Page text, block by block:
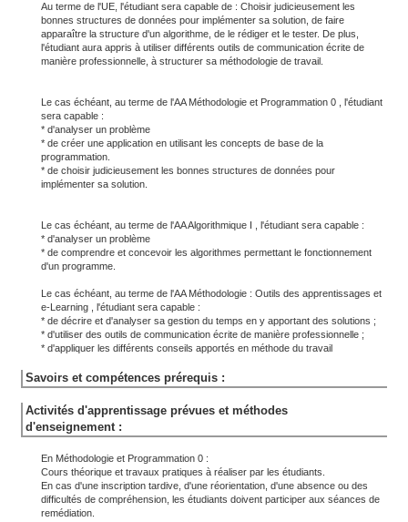
Au terme de l'UE, l'étudiant sera capable de : Choisir judicieusement les
bonnes structures de données pour implémenter sa solution, de faire
apparaître la structure d'un algorithme, de le rédiger et le tester. De plus,
l'étudiant aura appris à utiliser différents outils de communication écrite de
manière professionnelle, à structurer sa méthodologie de travail.
Le cas échéant, au terme de l'AA Méthodologie et Programmation 0 , l'étudiant
sera capable :
* d'analyser un problème
* de créer une application en utilisant les concepts de base de la
programmation.
* de choisir judicieusement les bonnes structures de données pour
implémenter sa solution.
Le cas échéant, au terme de l'AA Algorithmique I , l'étudiant sera capable :
* d'analyser un problème
* de comprendre et concevoir les algorithmes permettant le fonctionnement
d'un programme.
Le cas échéant, au terme de l'AA Méthodologie : Outils des apprentissages et
e-Learning , l'étudiant sera capable :
* de décrire et d'analyser sa gestion du temps en y apportant des solutions ;
* d'utiliser des outils de communication écrite de manière professionnelle ;
* d'appliquer les différents conseils apportés en méthode du travail
Savoirs et compétences prérequis :
Activités d'apprentissage prévues et méthodes
d'enseignement :
En Méthodologie et Programmation 0 :
Cours théorique et travaux pratiques à réaliser par les étudiants.
En cas d'une inscription tardive, d'une réorientation, d'une absence ou des
difficultés de compréhension, les étudiants doivent participer aux séances de
remédiation.